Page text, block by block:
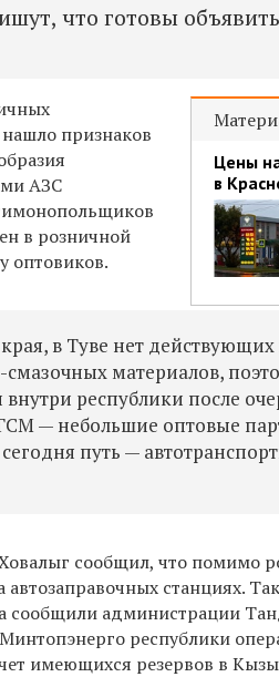
что готовы
Цены
в
признаков
АЗС
в розничной
оптовиков.
в Туве нет
материалов,
республики после
— небольшие оптовые
путь —
сообщил, что помимо
станциях.
сообщили администрации
республики
имеющихся резервов в